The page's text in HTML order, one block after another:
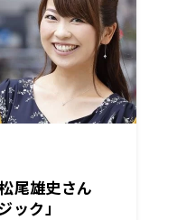
尾雄史さん
ック」